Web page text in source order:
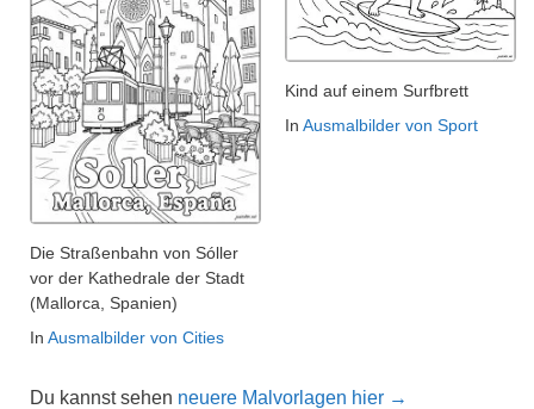
Die Straßenbahn von Sóller
vor der Kathedrale der Stadt
(Mallorca, Spanien)
In Ausmalbilder von Cities
Kind auf einem Surfbrett
In Ausmalbilder von Sport
Du kannst sehen neuere Malvorlagen hier →